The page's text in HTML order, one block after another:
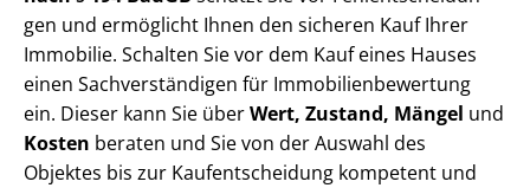
gen und ermöglicht Ihnen den sicheren Kauf Ihrer
Immobilie. Schalten Sie vor dem Kauf eines Hauses
einen Sach­ver­stän­di­gen für Im­mo­bi­li­en­be­wer­tung
ein. Dieser kann Sie überWert, Zustand, Mängel und
Kosten beraten und Sie von der Auswahl des
Objektes bis zur Kauf­ent­schei­dung kompetent und